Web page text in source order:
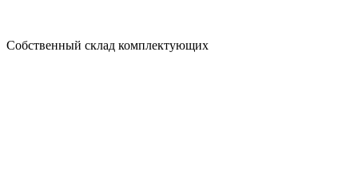
Собственный склад комплектующих